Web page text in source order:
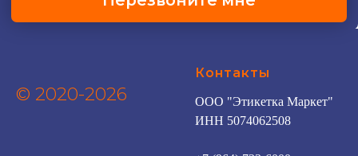
© 2020-2026
Контакты
ООО "Этикетка Маркет"
ИНН 5074062508